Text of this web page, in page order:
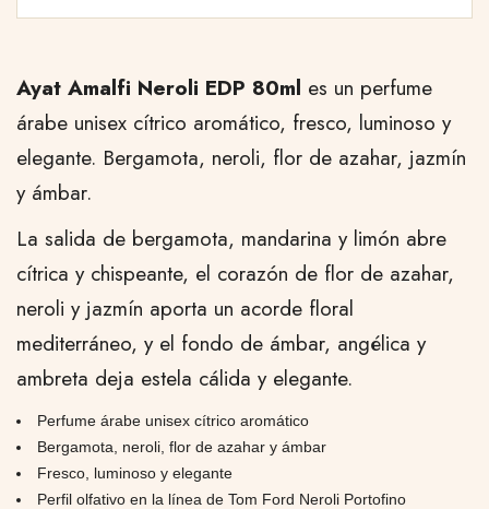
Ayat Amalfi Neroli EDP 80ml es un perfume
árabe unisex cítrico aromático, fresco, luminoso y
elegante. Bergamota, neroli, flor de azahar, jazmín
y ámbar.
La salida de bergamota, mandarina y limón abre
cítrica y chispeante, el corazón de flor de azahar,
neroli y jazmín aporta un acorde floral
mediterráneo, y el fondo de ámbar, angélica y
ambreta deja estela cálida y elegante.
Perfume árabe unisex cítrico aromático
Bergamota, neroli, flor de azahar y ámbar
Fresco, luminoso y elegante
Perfil olfativo en la línea de Tom Ford Neroli Portofino